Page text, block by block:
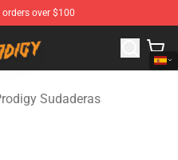
over $100
The Prodigy Merchandise
Sudaderas